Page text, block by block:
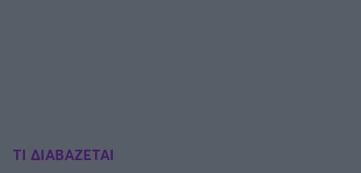
ΤΙ ΔΙΑΒΑΖΕΤΑΙ